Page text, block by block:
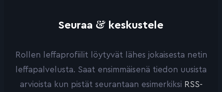
Seuraa & keskustele
Rollen leffaprofiilit löytyvät lähes jokaisesta netin
leffapalvelusta. Saat ensimmäisenä tiedon uusista
arvioista kun pistät seurantaan esimerkiksi RSS-